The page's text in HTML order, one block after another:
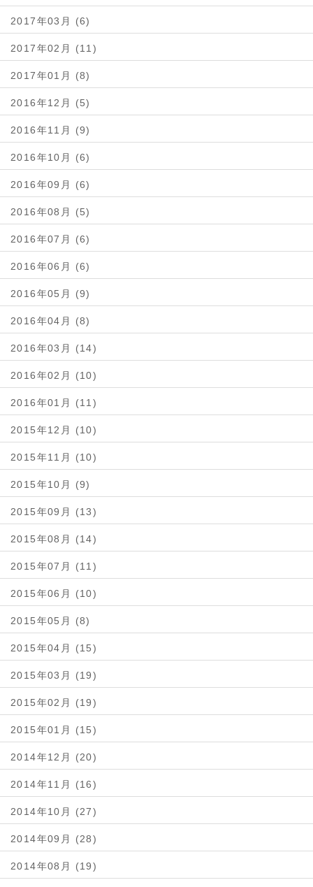
2017年03月 (6)
2017年02月 (11)
2017年01月 (8)
2016年12月 (5)
2016年11月 (9)
2016年10月 (6)
2016年09月 (6)
2016年08月 (5)
2016年07月 (6)
2016年06月 (6)
2016年05月 (9)
2016年04月 (8)
2016年03月 (14)
2016年02月 (10)
2016年01月 (11)
2015年12月 (10)
2015年11月 (10)
2015年10月 (9)
2015年09月 (13)
2015年08月 (14)
2015年07月 (11)
2015年06月 (10)
2015年05月 (8)
2015年04月 (15)
2015年03月 (19)
2015年02月 (19)
2015年01月 (15)
2014年12月 (20)
2014年11月 (16)
2014年10月 (27)
2014年09月 (28)
2014年08月 (19)